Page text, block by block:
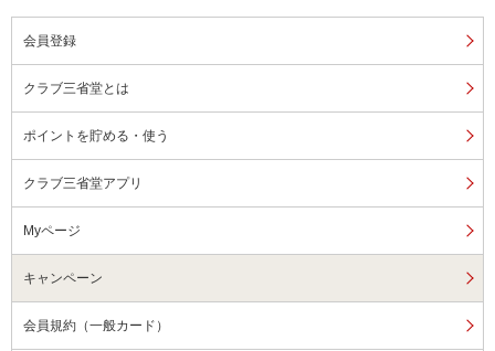
会員登録
クラブ三省堂とは
ポイントを貯める・使う
クラブ三省堂アプリ
Myページ
キャンペーン
会員規約（一般カード）